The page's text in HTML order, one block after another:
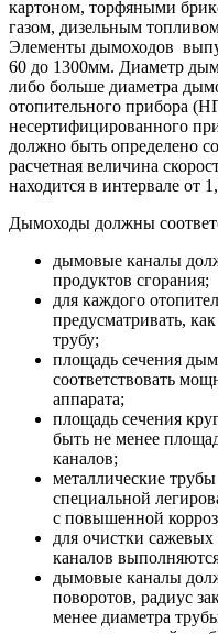
картоном, торфяными
газом, дизельным
Элементы дымоходов
60 до 1300мм. Диаметр
либо больше диаметра
отопительного прибора
несертифицированного
должно быть определено
расчетная величина
находится в интервале от
Дымоходы должны
дымовые каналы
продуктов сгорания;
для каждого
предусматривать,
трубу;
площадь сечения
соответствовать
аппарата;
площадь сечения
быть не менее
каналов;
металлические
специальной
с повышенной
для очистки
каналов
дымовые каналы
поворотов, радиус
менее диаметра